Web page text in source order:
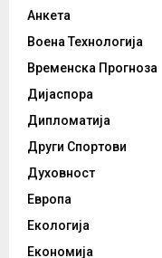
Анкета
Воена Технологија
Временска Прогноза
Дијаспора
Дипломатија
Други Спортови
Духовност
Европа
Екологија
Економија